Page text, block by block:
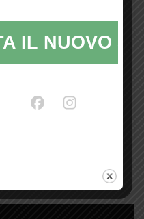
IL NUOVO